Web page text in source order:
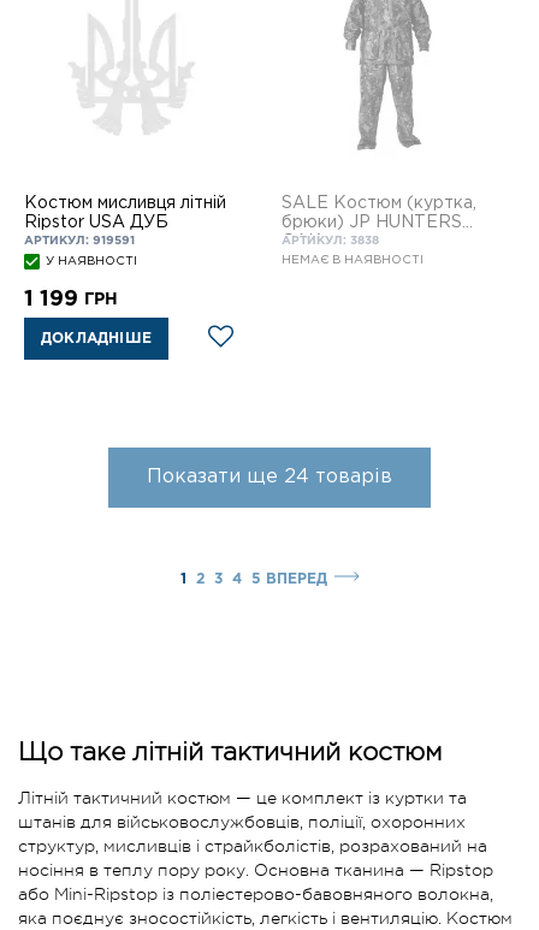
Костюм мисливця літній
Ripstor USA ДУБ
АРТИКУЛ: 919591
У НАЯВНОСТІ
1 199 ГРН
ДОКЛАДНІШЕ
SALE Костюм (куртка,
брюки) JP HUNTERS
OAK
АРТИКУЛ: 3838
НЕМАЄ В НАЯВНОСТІ
Показати ще 24 товарів
1 2 3 4 5 ВПЕРЕД
Що таке літній тактичний костюм
Літній тактичний костюм — це комплект із куртки та
штанів для військовослужбовців, поліції, охоронних
структур, мисливців і страйкболістів, розрахований на
носіння в теплу пору року. Основна тканина — Ripstop
або Mini-Ripstop із поліестерово-бавовняного волокна,
яка поєднує зносостійкість, легкість і вентиляцію. Костюм